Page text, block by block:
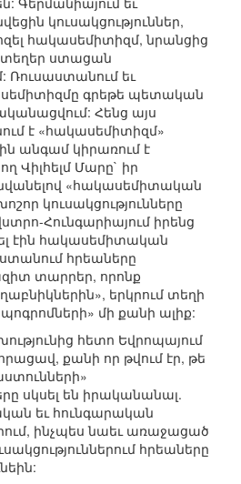
կուսակցություններ,
հակասեմիտիզմ, նրանցից
տեղեր ստացան
Ռուսաստանում եւ
գրեթե պետական
Հենց այս
է «հակասեմիտիզմ»
անգամ կիրառում է
Վիլհելմ Մարը` իր
«հակասեմիտական
կուսակցությունները
Հունգարիայում իրենց
էին հակասեմիտական
հրեաները
տարրեր, որոնք
երկրում տեղի
մի քանի ալիք:
հետո Եվրոպայում
քանի որ թվում էր, թե
սկսել են իրականանալ.
եւ հունգարական
ինչպես նաեւ առաջացած
հրեաները